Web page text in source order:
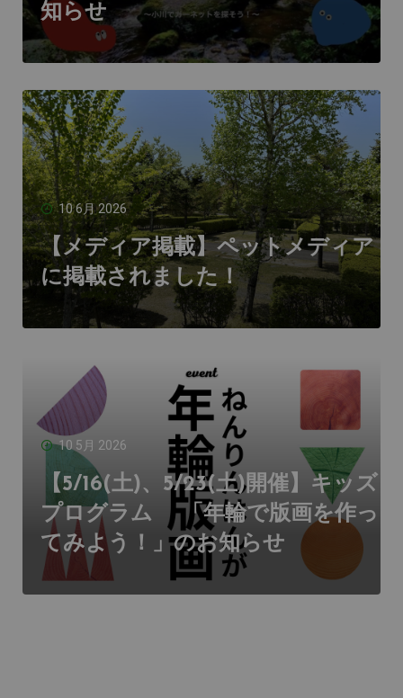
知らせ
10 6月 2026
【メディア掲載】ペットメディア
に掲載されました！
10 5月 2026
【5/16(土)、5/23(土)開催】キッズ
プログラム 「年輪で版画を作っ
てみよう！」のお知らせ